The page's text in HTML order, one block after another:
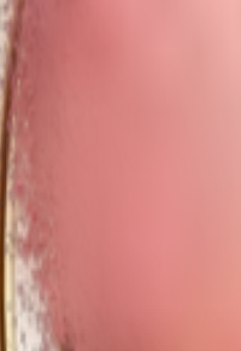
мы привезем по предзаказу: